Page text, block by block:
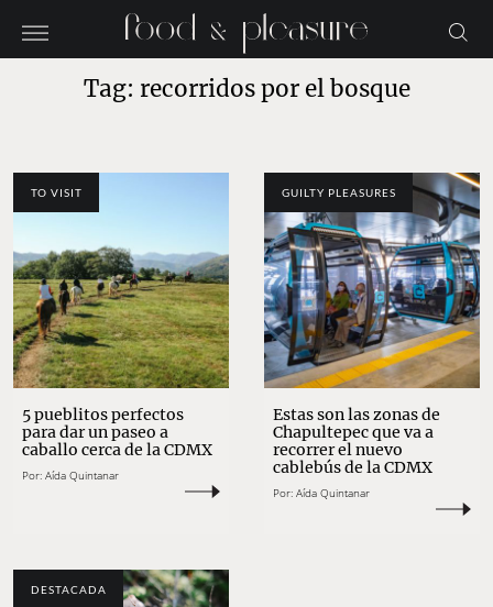
Tag: recorridos por el bosque
TO VISIT
5 pueblitos perfectos
para dar un paseo a
caballo cerca de la CDMX
Por: Aída Quintanar
GUILTY PLEASURES
Estas son las zonas de
Chapultepec que va a
recorrer el nuevo
cablebús de la CDMX
Por: Aída Quintanar
DESTACADA